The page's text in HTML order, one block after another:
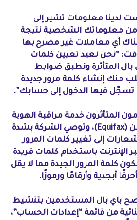
لدينا معلومات تشير إلى
من معلوماتك الشخصية نتيجة
هناك أي معاملات غير مصرح بها
“نحن نعيد تعيين كلمات
بال المتأثرة ونطبق ضوابط
منك إنشاء كلمة مرور جديدة
تسجّل فيها الدخول إلى حسابك”.
المتأثرون خدمة مراقبة الهوية
مجانًا لمدة عامين من (Equifax)، وتوصي الشركة بشدة
إلى تغيير كلمات المرور
الإنترنت باستخدام كلمات فريدة
كلمة المرور الجيدة مما لا يقل
باي بال المستخدمين بتنشيط
من قائمة “إعدادات الحساب”،